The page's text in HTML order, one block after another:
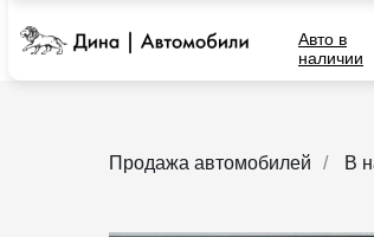
Авто в
наличии
Продажа автомобилей / В